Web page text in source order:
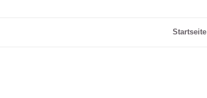
Startseite